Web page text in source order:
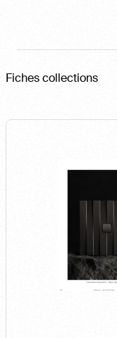
Fiches collections